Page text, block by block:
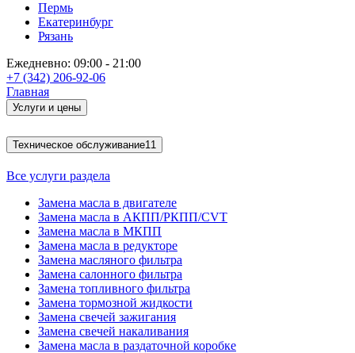
Пермь
Екатеринбург
Рязань
Ежедневно: 09:00 - 21:00
+7 (342) 206-92-06
Главная
Услуги и цены
Техническое обслуживание11
Все услуги раздела
Замена масла в двигателе
Замена масла в АКПП/РКПП/CVT
Замена масла в МКПП
Замена масла в редукторе
Замена масляного фильтра
Замена салонного фильтра
Замена топливного фильтра
Замена тормозной жидкости
Замена свечей зажигания
Замена свечей накаливания
Замена масла в раздаточной коробке